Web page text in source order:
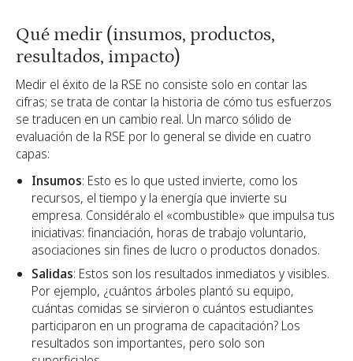
Qué medir (insumos, productos,
resultados, impacto)
Medir el éxito de la RSE no consiste solo en contar las
cifras; se trata de contar la historia de cómo tus esfuerzos
se traducen en un cambio real. Un marco sólido de
evaluación de la RSE por lo general se divide en cuatro
capas:
Insumos: Esto es lo que usted invierte, como los
recursos, el tiempo y la energía que invierte su
empresa. Considéralo el «combustible» que impulsa tus
iniciativas: financiación, horas de trabajo voluntario,
asociaciones sin fines de lucro o productos donados.
Salidas: Estos son los resultados inmediatos y visibles.
Por ejemplo, ¿cuántos árboles plantó su equipo,
cuántas comidas se sirvieron o cuántos estudiantes
participaron en un programa de capacitación? Los
resultados son importantes, pero solo son